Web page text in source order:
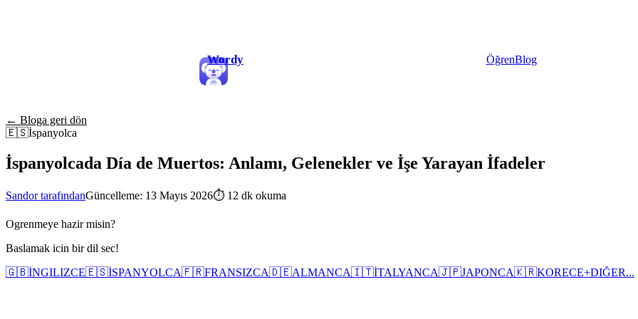
Wordy ÖğrenBlog
← Bloga geri dön
🇪🇸İspanyolca
İspanyolcada Día de Muertos: Anlamı, Gelenekler ve İşe Yarayan İfadeler
Sandor tarafındanGüncelleme: 13 Mayıs 2026⏱ 12 dk okuma
Ogrenmeye hazir misin?
Baslamak icin bir dil sec!
🇬🇧İNGILIZCE🇪🇸İSPANYOLCA🇫🇷FRANSIZCA🇩🇪ALMANCA🇮🇹İTALYANCA🇯🇵JAPONCA🇰🇷KORECE+DIĞER...